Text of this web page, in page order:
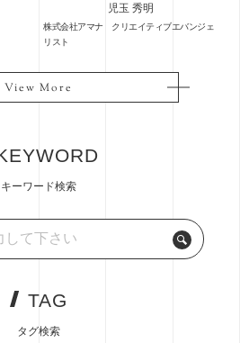
児玉 秀明
株式会社アマナ クリエイティブエバンジェ
リスト
View More
View More
キーワード検索
TAG
タグ検索